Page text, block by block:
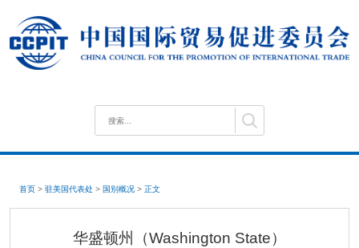
首页 > 驻美国代表处 > 国别概况 > 正文
华盛顿州（Washington State）